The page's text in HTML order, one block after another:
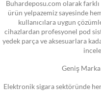
Buhardeposu.com olarak
ürün yelpazemiz sayesinde
kullanıcılara uygun
cihazlardan profesyonel pod
yedek parça ve aksesuarlara
Geniş
Elektronik sigara sektöründe